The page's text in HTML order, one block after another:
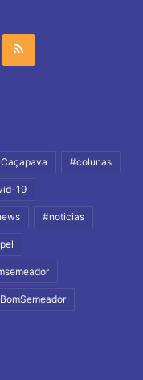
#colunas
19
#noticias